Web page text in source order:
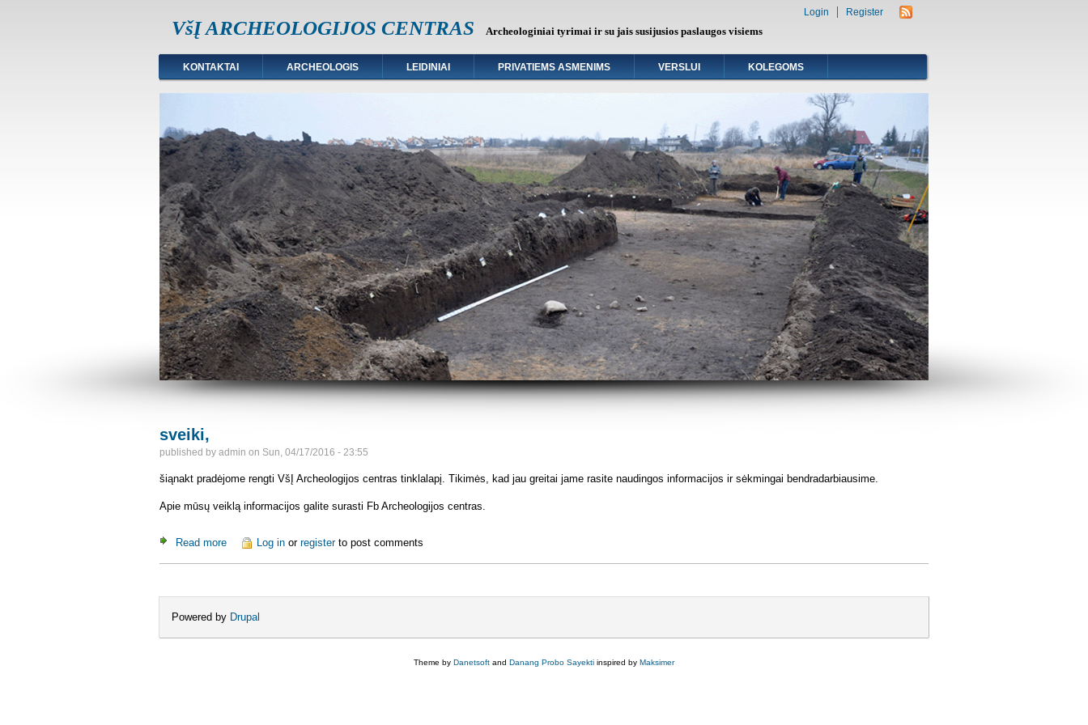
VšĮ ARCHEOLOGIJOS CENTRAS Archeologiniai tyrimai ir su jais susijusios paslaugos visiems
Login Register
KONTAKTAI ARCHEOLOGIS LEIDINIAI PRIVATIEMS ASMENIMS VERSLUI KOLEGOMS
sveiki,
published by admin on Sun, 04/17/2016 - 23:55
šiąnakt pradėjome rengti VšĮ Archeologijos centras tinklalapį. Tikimės, kad jau greitai jame rasite naudingos informacijos ir sėkmingai bendradarbiausime.
Apie mūsų veiklą informacijos galite surasti Fb Archeologijos centras.
Read more about sveiki,
Log in orregisterto post comments
Powered by Drupal
Theme by Danetsoft and Danang Probo Sayekti inspired by Maksimer